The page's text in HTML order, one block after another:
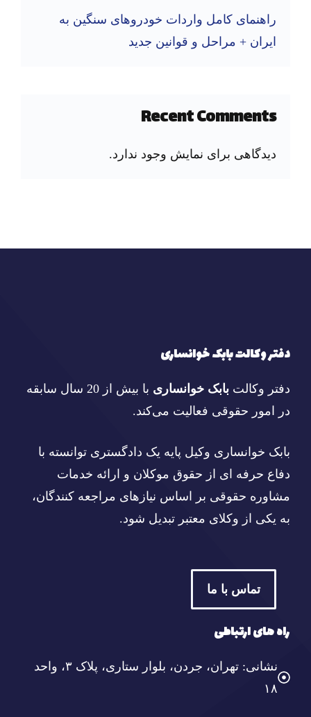
راهنمای کامل واردات خودروهای سنگین به
ایران + مراحل و قوانین جدید
Recent Comments
دیدگاهی برای نمایش وجود ندارد.
دفتر وکالت بابک خوانساری
دفتر وکالت بابک خوانساری
با بیش از 20 سال سابقه
در امور حقوقی فعالیت می‌کند.
بابک خوانساری وکیل پایه یک دادگستری توانسته با
دفاع حرفه ای از حقوق موکلان و ارائه خدمات
مشاوره حقوقی بر اساس نیازهای مراجعه کنندگان،
به یکی از وکلای معتبر تبدیل شود.
تماس با ما
راه های ارتباطی
نشانی: تهران، جردن، بلوار ستاری، پلاک ۳، واحد
۱۸